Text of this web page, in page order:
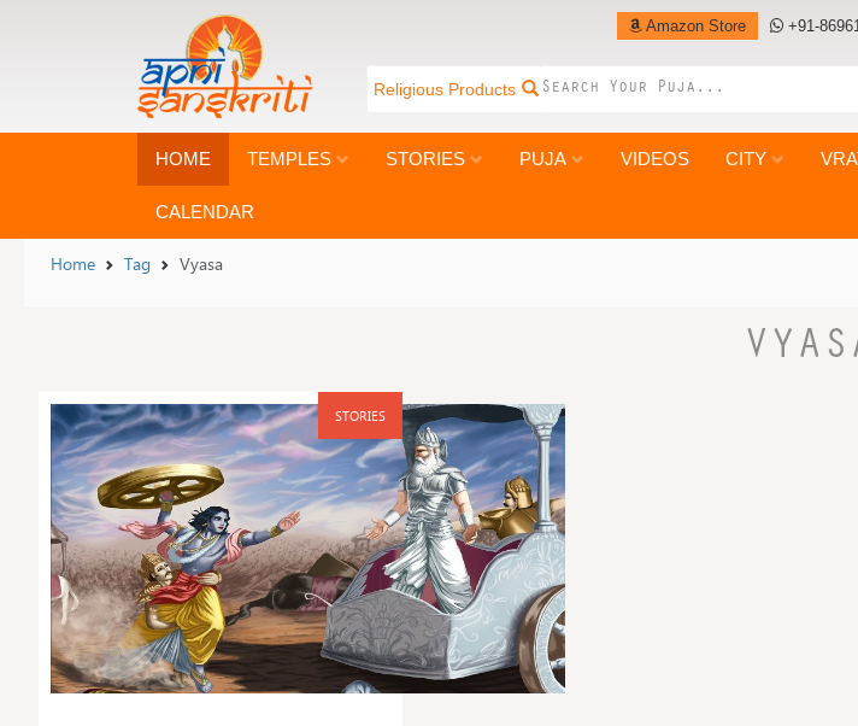
Amazon Store +91-
Religious Products
HOME TEMPLES STORIES PUJA VIDEOS CITY
CALENDAR
Home Tag Vyasa
STORIES